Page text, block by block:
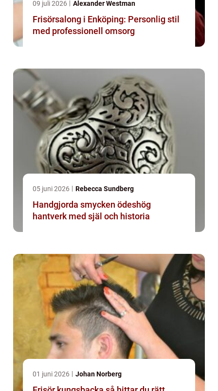
09 juli 2026 Alexander Westman
Frisörsalong i Enköping: Personlig stil
med professionell omsorg
05 juni 2026 Rebecca Sundberg
Handgjorda smycken ödeshög
hantverk med själ och historia
01 juni 2026 Johan Norberg